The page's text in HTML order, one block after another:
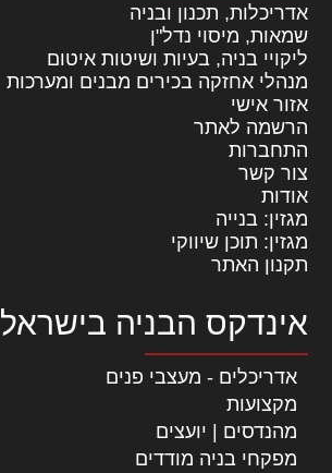
אדריכלות, תכנון ובניה
שמאות, מיסוי נדל"ן
ליקויי בניה, בעיות ושיטות איטום
מנהלי אחזקה בכירים מבנים ומערכות
אזור אישי
הרשמה לאתר
התחברות
צור קשר
אודות
מגזין: בנייה
מגזין: תוכן שיווקי
תקנון האתר
אינדקס הבניה בישראל
אדריכלים - מעצבי פנים
מקצועות
מהנדסים | יועצים
מפקחי בניה מודדים